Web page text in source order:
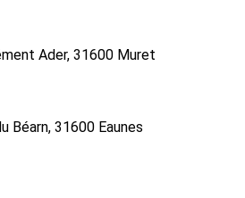
Béarn, 31600 Eaunes
Ader, 31600 Muret